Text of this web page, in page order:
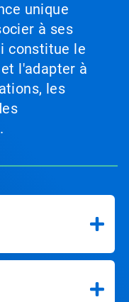
unique
à ses
constitue le
l'adapter à
les